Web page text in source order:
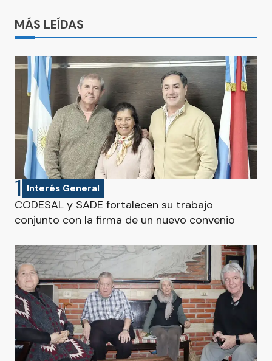
MÁS LEÍDAS
1 Interés General
CODESAL y SADE fortalecen su trabajo
conjunto con la firma de un nuevo convenio